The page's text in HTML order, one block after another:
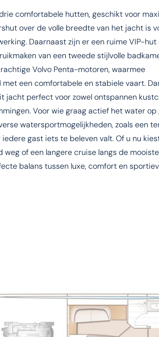
comfortabele hutten, geschikt voor
over de volle breedte van het jacht is
Daarnaast zijn er een ruime VIP-hut
van een tweede stijlvolle
Volvo Penta-motoren, waarmee
een comfortabele en stabiele vaart.
jacht perfect voor zowel ontspannen
Voor wie graag actief het water op
watersportmogelijkheden, zoals een
gast iets te beleven valt. Of u nu
of een langere cruise langs de mooiste
balans tussen luxe, comfort en